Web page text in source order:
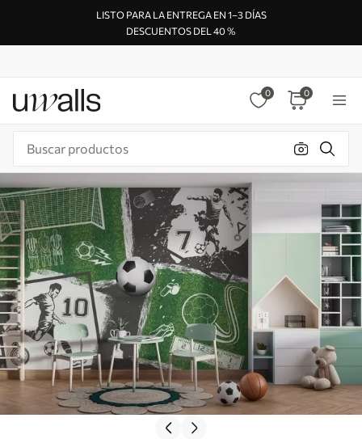
LISTO PARA LA ENTREGA EN 1–3 DÍAS
DESCUENTOS DEL 40 %
0 0